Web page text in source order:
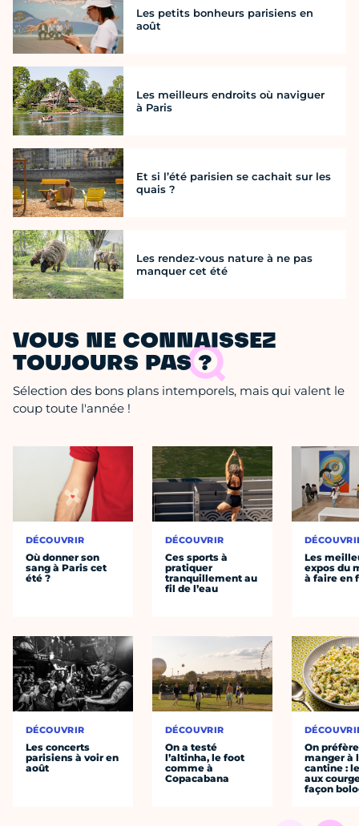
Les petits bonheurs parisiens en
août
Les meilleurs endroits où naviguer
à Paris
Et si l’été parisien se cachait sur les
quais ?
Les rendez-vous nature à ne pas
manquer cet été
VOUS NE CONNAISSEZ
TOUJOURS PAS ?
Sélection des bons plans intemporels, mais qui valent le
coup toute l'année !
DÉCOUVRIR
Où donner son
sang à Paris cet
été ?
DÉCOUVRIR
Les concerts
parisiens à voir en
août
DÉCOUVRIR
Ces sports à
pratiquer
tranquillement au
fil de l’eau
DÉCOUVRIR
On a testé
l’altinha, le foot
comme à
Copacabana
Les
expos du
à faire en
On préfère
manger à
cantine :
aux
façon